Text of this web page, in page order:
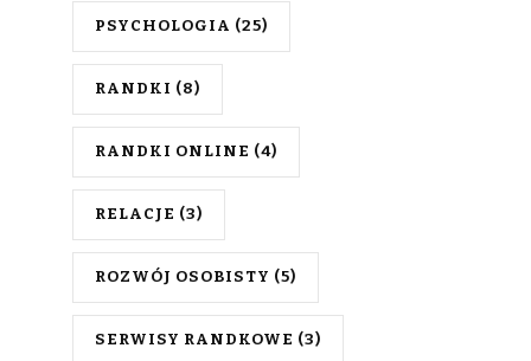
PSYCHOLOGIA (25)
RANDKI (8)
RANDKI ONLINE (4)
RELACJE (3)
ROZWÓJ OSOBISTY (5)
SERWISY RANDKOWE (3)